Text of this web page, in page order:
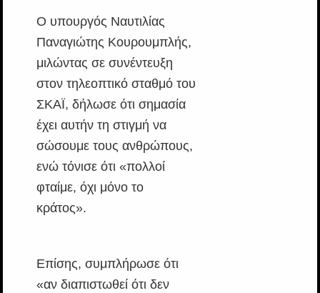
Ο υπουργός Ναυτιλίας
Παναγιώτης Κουρουμπλής,
μιλώντας σε συνέντευξη
στον τηλεοπτικό σταθμό του
ΣΚΑΪ, δήλωσε ότι σημασία
έχει αυτήν τη στιγμή να
σώσουμε τους ανθρώπους,
ενώ τόνισε ότι «πολλοί
φταίμε, όχι μόνο το
κράτος».
Επίσης, συμπλήρωσε ότι
«αν διαπιστωθεί ότι δεν